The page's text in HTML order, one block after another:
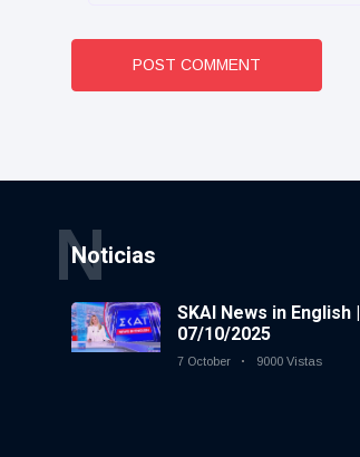
POST COMMENT
Noticias
N
SKAI News in English |
07/10/2025
7 October 9000 Vistas